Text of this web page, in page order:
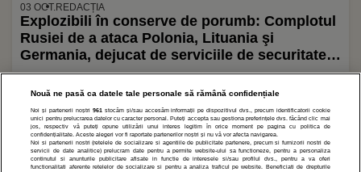
03 OCT.REDACȚIA
Explozibili în conserve de porumb: Complotul
Rusiei de a ataca Polonia, Lituania şi
Germania, dejucat de serviciile de securitate
poloneze
1 2 3 »
Nouă ne pasă ca datele tale personale să rămână confidențiale
Noi și partenerii noștri 961 stocăm și/sau accesăm informații pe dispozitivul dvs., precum identificatorii cookie
unici pentru prelucrarea datelor cu caracter personal. Puteți accepta sau gestiona preferințele dvs. făcând clic mai
jos, respectiv vă puteți opune utilizării unui interes legitim în orice moment pe pagina cu politica de
confidențialitate. Aceste alegeri vor fi raportate partenerilor noștri și nu vă vor afecta navigarea.
Noi si partenerii nostri (retelele de socializare si agentiile de publicitate partenere, precum si furnizorii nostri de
servicii de date analitice) prelucram date pentru a permite website-ului sa functioneze, pentru a personaliza
continutul si anunturile publicitare afisate in functie de interesele si/sau profilul dvs., pentru a va oferi
functionalitati aferente retelelor de socializare si pentru a analiza traficul pe website. Beneficiati de drepturile